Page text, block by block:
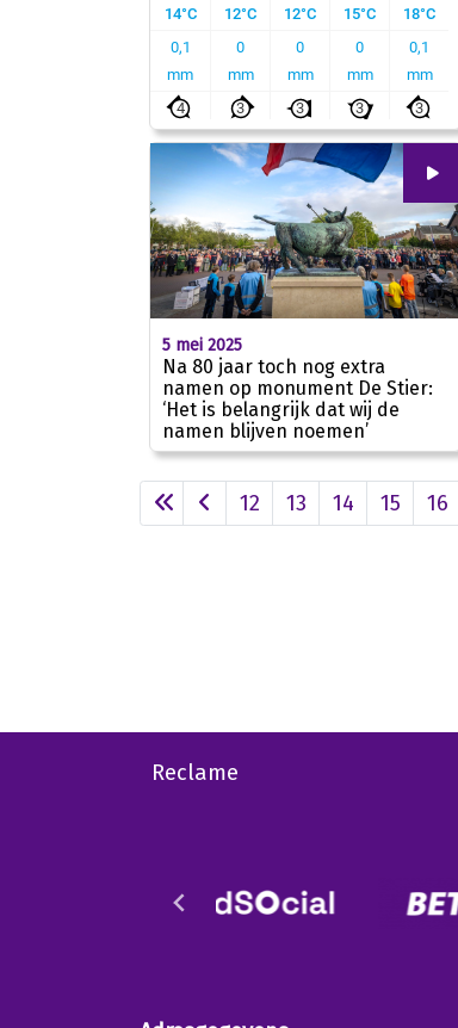
00:00
5 mei 2025
Na 80 jaar toch nog extra
namen op monument De Stier:
‘Het is belangrijk dat wij de
namen blijven noemen’
12 13 14 15 16
Reclame